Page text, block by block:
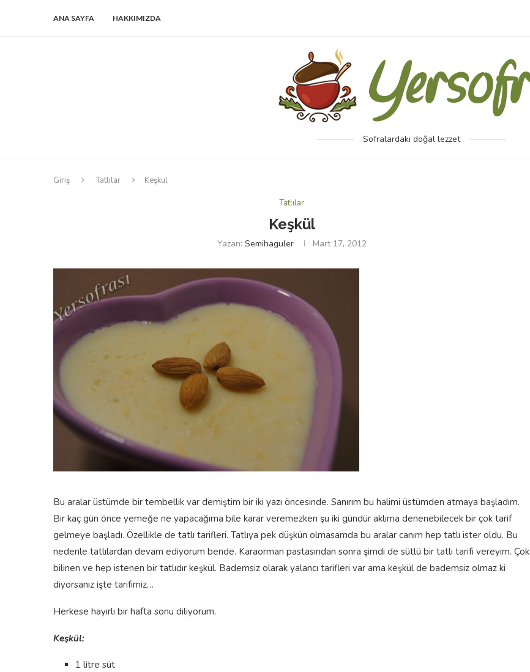
ANA SAYFA HAKKIMIZDA
Sofralardaki doğal lezzet
Giriş Tatlılar Keşkül
Tatlılar
Keşkül
Yazan: Semihaguler Mart 17, 2012
Bu aralar üstümde bir tembellik var demiştim bir iki yazı öncesinde. Sanırım bu halimi üstümden atmaya başladım.
Bir kaç gün önce yemeğe ne yapacağıma bile karar veremezken şu iki gündür aklıma denenebilecek bir çok tarif
gelmeye başladı. Özellikle de tatlı tarifleri. Tatlıya pek düşkün olmasamda bu aralar canım hep tatlı ister oldu. Bu
nedenle tatlılardan devam ediyorum bende. Karaorman pastasından sonra şimdi de sütlü bir tatlı tarifi vereyim. Çok
bilinen ve hep istenen bir tatlıdır keşkül. Bademsiz olarak yalancı tarifleri var ama keşkül de bademsiz olmaz ki
diyorsanız işte tarifimiz…
Herkese hayırlı bir hafta sonu diliyorum.
Keşkül:
1 litre süt